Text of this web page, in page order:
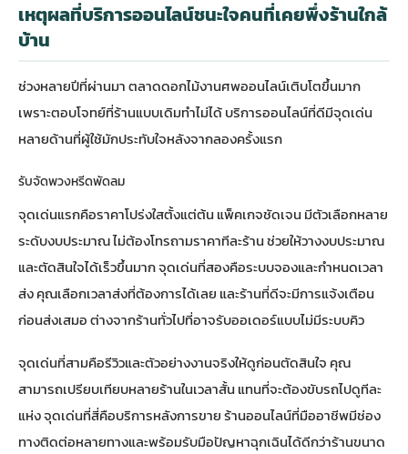
เหตุผลที่บริการออนไลน์ชนะใจคนที่เคยพึ่งร้านใกล้
บ้าน
ช่วงหลายปีที่ผ่านมา ตลาดดอกไม้งานศพออนไลน์เติบโตขึ้นมาก
เพราะตอบโจทย์ที่ร้านแบบเดิมทำไม่ได้ บริการออนไลน์ที่ดีมีจุดเด่น
หลายด้านที่ผู้ใช้มักประทับใจหลังจากลองครั้งแรก
รับจัดพวงหรีดพัดลม
จุดเด่นแรกคือราคาโปร่งใสตั้งแต่ต้น แพ็คเกจชัดเจน มีตัวเลือกหลาย
ระดับงบประมาณ ไม่ต้องโทรถามราคาทีละร้าน ช่วยให้วางงบประมาณ
และตัดสินใจได้เร็วขึ้นมาก จุดเด่นที่สองคือระบบจองและกำหนดเวลา
ส่ง คุณเลือกเวลาส่งที่ต้องการได้เลย และร้านที่ดีจะมีการแจ้งเตือน
ก่อนส่งเสมอ ต่างจากร้านทั่วไปที่อาจรับออเดอร์แบบไม่มีระบบคิว
จุดเด่นที่สามคือรีวิวและตัวอย่างงานจริงให้ดูก่อนตัดสินใจ คุณ
สามารถเปรียบเทียบหลายร้านในเวลาสั้น แทนที่จะต้องขับรถไปดูทีละ
แห่ง จุดเด่นที่สี่คือบริการหลังการขาย ร้านออนไลน์ที่มืออาชีพมีช่อง
ทางติดต่อหลายทางและพร้อมรับมือปัญหาฉุกเฉินได้ดีกว่าร้านขนาด